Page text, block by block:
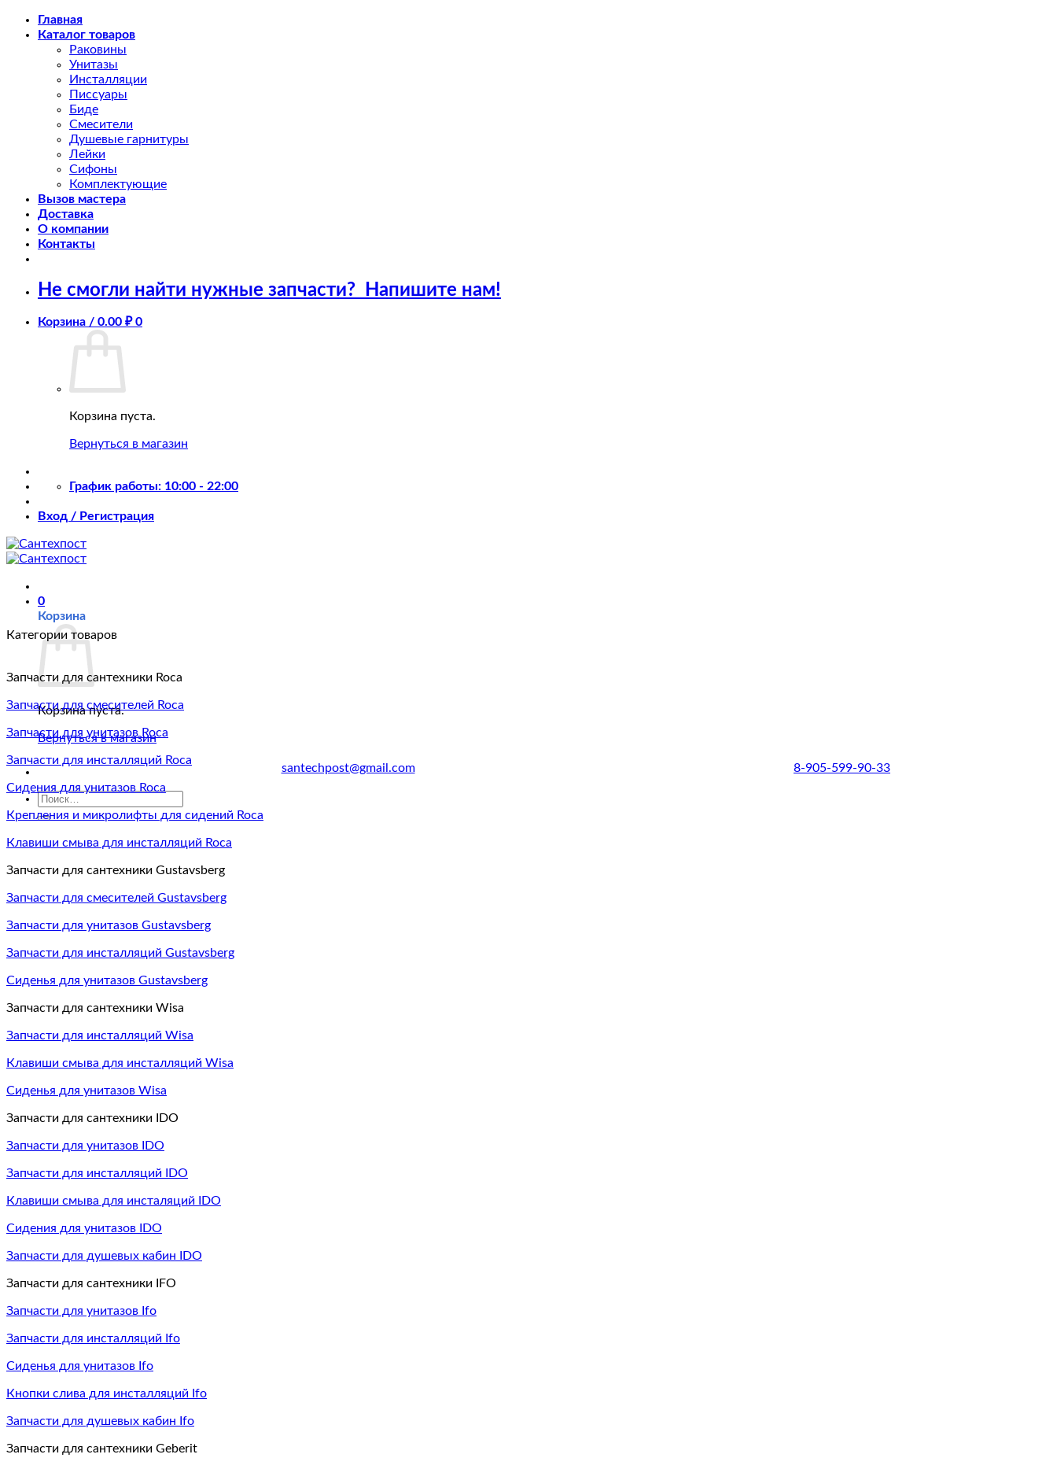
Skip
Главная
Каталог товаров
Раковины
Унитазы
Инсталляции
Писсуары
Биде
Смесители
Душевые гарнитуры
Лейки
Сифоны
Комплектующие
Вызов мастера
Доставка
О компании
Контакты
Не смогли найти нужные запчасти? Напишите нам!
Корзина / 0.00 ₽ 0
Корзина пуста.
Вернуться в магазин
График работы: 10:00 - 22:00
Вход / Регистрация
0
Корзина
Корзина пуста.
Вернуться в магазин
santechpost@gmail.com 8-905-599-90-33
Искать:
Категории товаров
Запчасти для сантехники Roca
Запчасти для смесителей Roca
Запчасти для унитазов Roca
Запчасти для инсталляций Roca
Сидения для унитазов Roca
Крепления и микролифты для сидений Roca
Клавиши смыва для инсталляций Roca
Запчасти для сантехники Gustavsberg
Запчасти для смесителей Gustavsberg
Запчасти для унитазов Gustavsberg
Запчасти для инсталляций Gustavsberg
Сиденья для унитазов Gustavsberg
Запчасти для сантехники Wisa
Запчасти для инсталляций Wisa
Клавиши смыва для инсталляций Wisa
Сиденья для унитазов Wisa
Запчасти для сантехники IDO
Запчасти для унитазов IDO
Запчасти для инсталляций IDO
Клавиши смыва для инсталяций IDO
Сидения для унитазов IDO
Запчасти для душевых кабин IDO
Запчасти для сантехники IFO
Запчасти для унитазов Ifo
Запчасти для инсталляций Ifo
Сиденья для унитазов Ifo
Кнопки слива для инсталляций Ifo
Запчасти для душевых кабин Ifo
Запчасти для сантехники Geberit